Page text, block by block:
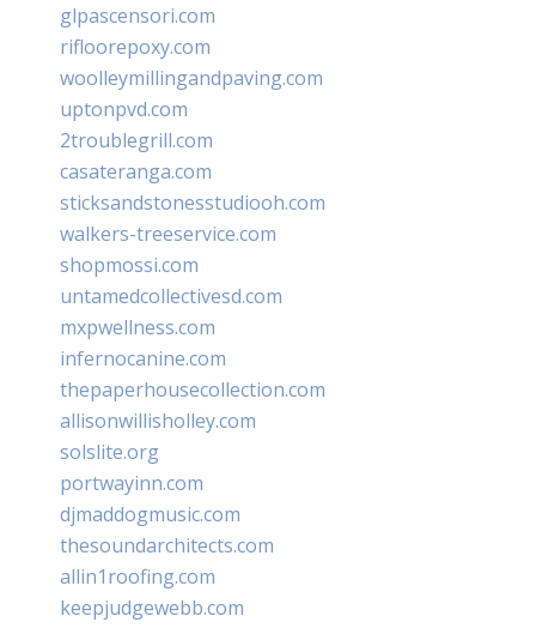
glpascensori.com
rifloorepoxy.com
woolleymillingandpaving.com
uptonpvd.com
2troublegrill.com
casateranga.com
sticksandstonesstudiooh.com
walkers-treeservice.com
shopmossi.com
untamedcollectivesd.com
mxpwellness.com
infernocanine.com
thepaperhousecollection.com
allisonwillisholley.com
solslite.org
portwayinn.com
djmaddogmusic.com
thesoundarchitects.com
allin1roofing.com
keepjudgewebb.com